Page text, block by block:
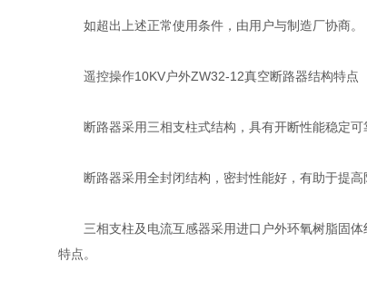
如超出上述正常使用条件，由用户与制造厂协商。
遥控操作10KV户外ZW32-12真空断路器结构特点
断路器采用三相支柱式结构，具有开断性能稳定可
断路器采用全封闭结构，密封性能好，有助于提高
三相支柱及电流互感器采用进口户外环氧树脂固体
特点。